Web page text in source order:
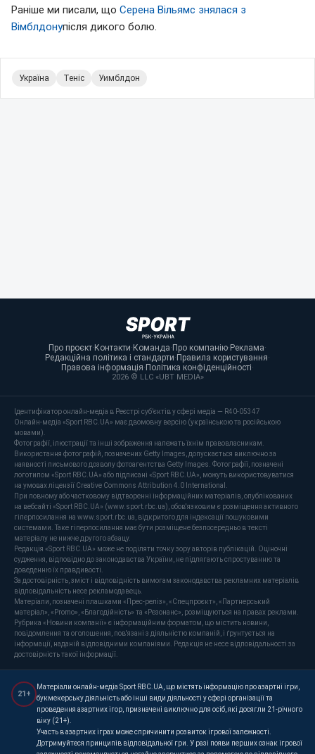
Раніше ми писали, що Серена Вільямс знялася з
Вімблдонупісля дикого болю.
Україна Теніс Уимблдон
Про проєкт·Контакти·Команда·Про компанію·Реклама·
Редакційна політика і стандарти·Правила користування·
Правова інформація·Політика конфіденційності·
2026 © LLC «UBT MEDIA»
Ідентифікатор онлайн-медіа в Реєстрі суб’єктів у сфері медіа — R40-05347
Онлайн-медіа «Sport RBC.UA» має двомовну версію (українською та російською
мовами).
Фотографії, ілюстрації та інші зображення належать їхнім правовласникам.
Використання фотографій, позначених Getty Images, допускається виключно за
наявності письмового дозволу фотоагентства Getty Images. Фотографії, позначені
логотипом «Sport RBC.UA» або підписані «Sport RBC.UA», можуть використовуватися
на умовах ліцензії Creative Commons Attribution 4.0 International.
При повному або частковому відтворенні інформаційних матеріалів, опублікованих
на вебсайті «Sport RBC.UA» (www.sport.rbc.ua), обов'язковим є розміщення активного
гіперпосилання на www.sport.rbc.ua, відкритого для індексації пошуковими
системами. Таке гіперпосилання має бути розміщене безпосередньо в тексті
матеріалу не нижче другого абзацу.
Редакція «Sport RBC.UA» може не поділяти точку зору авторів публікацій. Оціночні
судження, відповідно до законодавства України, не підлягають спростуванню та
доведенню їх правдивості.
За достовірність, зміст і відповідність вимогам законодавства рекламних матеріалів
відповідальність несе рекламодавець.
Матеріали, позначені плашками «Прес-реліз», «Спецпроєкт», «Партнерський
матеріал», «Promo», «Благодійність» та «Резонанс», розміщуються на правах реклами.
Рубрика «Новини компанії» є інформаційним форматом, що містить новини,
повідомлення та оголошення, пов'язані з діяльністю компаній, і ґрунтується на
інформації, наданій відповідними компаніями. Редакція не несе відповідальності за
достовірність такої інформації.
21+
Матеріали онлайн-медіа Sport RBC.UA, що містять інформацію про азартні ігри,
букмекерську діяльність або інші види діяльності у сфері організації та
проведення азартних ігор, призначені виключно для осіб, які досягли 21-річного
віку (21+).
Участь в азартних іграх може спричинити розвиток ігрової залежності.
Дотримуйтеся принципів відповідальної гри. У разі появи перших ознак ігрової